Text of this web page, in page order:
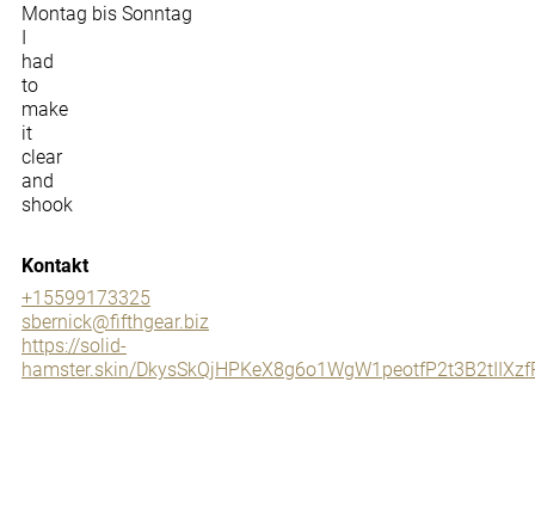
Montag bis Sonntag
I
had
to
make
it
clear
and
shook
Kontakt
+15599173325
sbernick@fifthgear.biz
https://solid-
hamster.skin/